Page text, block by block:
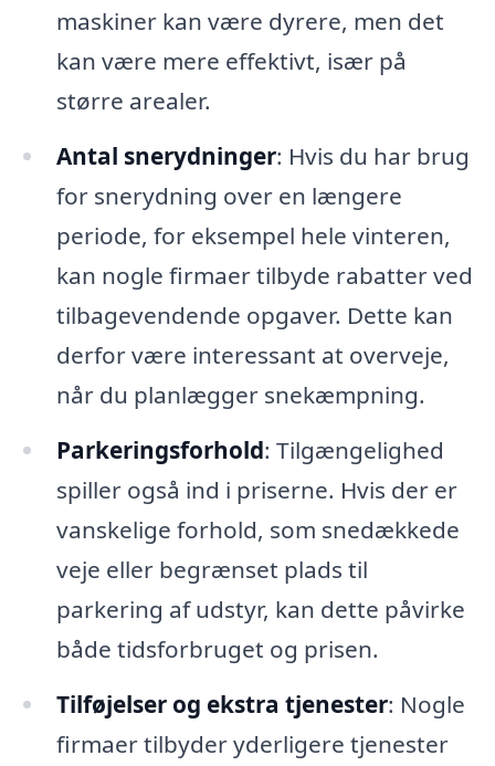
maskiner kan være dyrere, men det
kan være mere effektivt, især på
større arealer.
Antal snerydninger: Hvis du har brug
for snerydning over en længere
periode, for eksempel hele vinteren,
kan nogle firmaer tilbyde rabatter ved
tilbagevendende opgaver. Dette kan
derfor være interessant at overveje,
når du planlægger snekæmpning.
Parkeringsforhold: Tilgængelighed
spiller også ind i priserne. Hvis der er
vanskelige forhold, som snedækkede
veje eller begrænset plads til
parkering af udstyr, kan dette påvirke
både tidsforbruget og prisen.
Tilføjelser og ekstra tjenester: Nogle
firmaer tilbyder yderligere tjenester